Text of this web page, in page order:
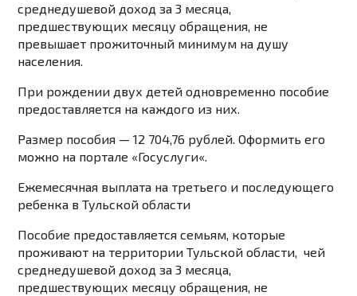
среднедушевой доход за 3 месяца,
предшествующих месяцу обращения, не
превышает прожиточный минимум на душу
населения.
При рождении двух детей одновременно пособие
предоставляется на каждого из них.
Размер пособия — 12 704,76 рублей. Оформить его
можно на портале «Госуслуги«.
Ежемесячная выплата на третьего и последующего
ребенка в Тульской области
Пособие предоставляется семьям, которые
проживают на территории Тульской области, чей
среднедушевой доход за 3 месяца,
предшествующих месяцу обращения, не